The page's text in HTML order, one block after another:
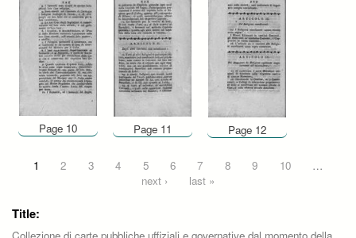
Page 10 Page 11 Page 12
Pages
1 2 3 4 5 6 7 8 9 10
…
next ›
last »
Title:
Collezione di carte pubbliche uffiziali e governative dal momento della